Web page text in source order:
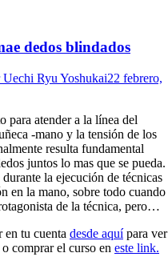
dedos blindados
Uechi Ryu Yoshukai22 febrero,
para atender a la línea del
-mano y la tensión de los
resulta fundamental
juntos lo mas que se pueda.
la ejecución de técnicas
en la mano, sobre todo cuando
de la técnica, pero…
en tu cuenta desde aquípara ver
comprar el curso en este link.